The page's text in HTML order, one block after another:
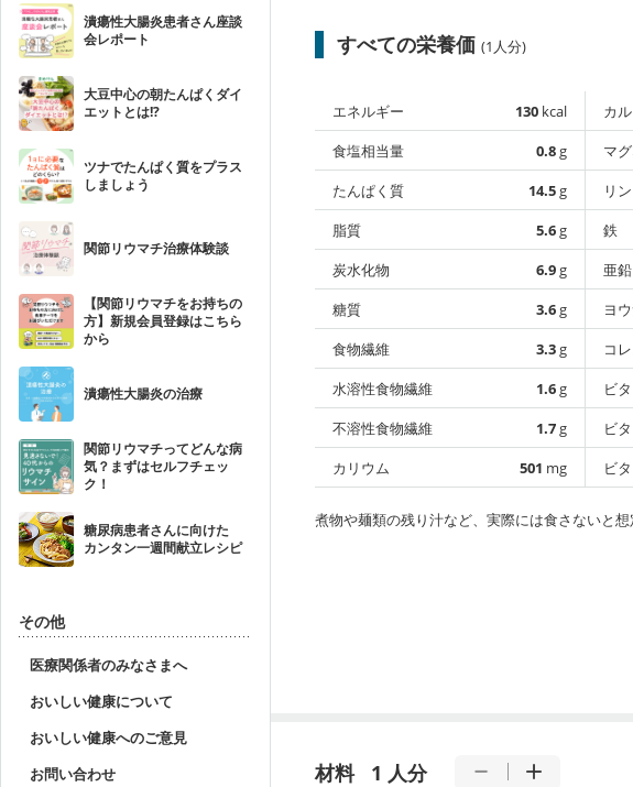
潰瘍性大腸炎患者さん座談
会レポート
大豆中心の朝たんぱくダイ
エットとは!?
ツナでたんぱく質をプラス
しましょう
関節リウマチ治療体験談
【関節リウマチをお持ちの
方】新規会員登録はこちら
から
潰瘍性大腸炎の治療
関節リウマチってどんな病
気？まずはセルフチェッ
ク！
糖尿病患者さんに向けた
カンタン一週間献立レシピ
その他
医療関係者のみなさまへ
おいしい健康について
おいしい健康へのご意見
お問い合わせ
すべての栄養価 (1人分)
エネルギー 130 kcal
食塩相当量
0.8g
たんぱく質
14.5g
脂質
5.6g
炭水化物
6.9g
糖質
3.6g
食物繊維
3.3g
水溶性食物繊維
1.6g
不溶性食物繊維
1.7g
カリウム
501 mg
カ
マ
リン
鉄
亜鉛
ヨ
コ
ビ
ビ
ビ
煮物や麺類の残り汁など、実際には食さないと
材料 1 人分